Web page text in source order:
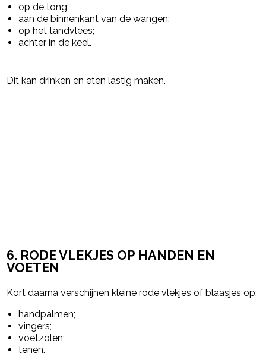
op de tong;
aan de binnenkant van de wangen;
op het tandvlees;
achter in de keel.
Dit kan drinken en eten lastig maken.
6. RODE VLEKJES OP HANDEN EN
VOETEN
Kort daarna verschijnen kleine rode vlekjes of blaasjes op:
handpalmen;
vingers;
voetzolen;
tenen.